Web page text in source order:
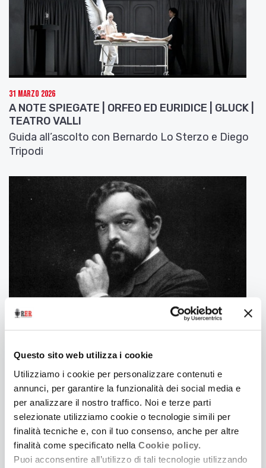
Questo sito web utilizza i cookie
Utilizziamo i cookie per personalizzare contenuti e
annunci, per garantire la funzionalità dei social media e
per analizzare il nostro traffico. Noi e terze parti
selezionate utilizziamo cookie o tecnologie simili per
finalità tecniche e, con il tuo consenso, anche per altre
finalità come specificato nella Cookie policy.
Puoi acconsentire all’utilizzo di tali tecnologie utilizzando
31 Marzo 2026
A NOTE SPIEGATE | ORFEO ED EURIDICE | GLUCK |
TEATRO VALLI
Guida all’ascolto con Bernardo Lo Sterzo e Diego
Tripodi
A NOTE SPIEGATE | LA MER | DEBUSSY | FERRARA
MUSICA
Guida all’ascolto con Bernardo Lo Sterzo e Diego
Tripodi